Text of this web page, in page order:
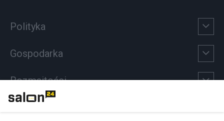
Polityka
Gospodarka
Rozmaitości